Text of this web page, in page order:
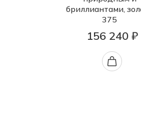
бриллиантами,
375
156 240 ₽